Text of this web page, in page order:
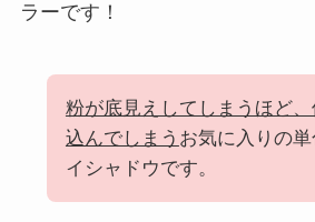
ラーです！
粉が底見えしてしまうほど、
込んでしまう お気に入りの
イシャドウです。